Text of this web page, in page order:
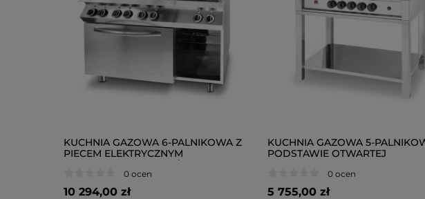
KUCHNIA GAZOWA 6-PALNIKOWA Z
PIECEM ELEKTRYCZNYM
KONWEKCYJNYM GN 1/1
0 ocen
10 294,00 zł
KUCHNIA GAZOWA 5-
PODSTAWIE OTWARTEJ
0 ocen
5 755,00 zł